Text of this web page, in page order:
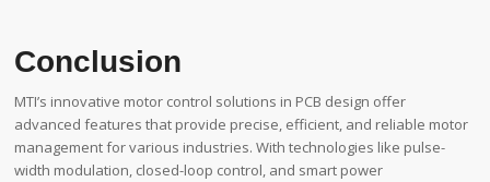
Conclusion
MTI’s innovative motor control solutions in PCB design offer
advanced features that provide precise, efficient, and reliable motor
management for various industries. With technologies like pulse-
width modulation, closed-loop control, and smart power